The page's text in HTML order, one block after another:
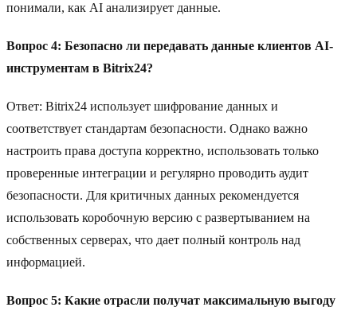
понимали, как AI анализирует данные.
Вопрос 4: Безопасно ли передавать данные клиентов AI-
инструментам в Bitrix24?
Ответ: Bitrix24 использует шифрование данных и
соответствует стандартам безопасности. Однако важно
настроить права доступа корректно, использовать только
проверенные интеграции и регулярно проводить аудит
безопасности. Для критичных данных рекомендуется
использовать коробочную версию с развертыванием на
собственных серверах, что дает полный контроль над
информацией.
Вопрос 5: Какие отрасли получат максимальную выгоду